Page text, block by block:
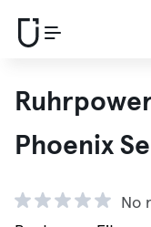
Phoenix
No